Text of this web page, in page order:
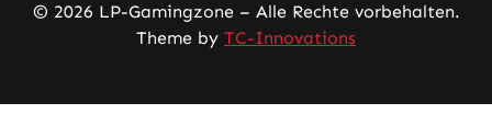
© 2026 LP-Gamingzone – Alle Rechte vorbehalten.
Theme by TC-Innovations